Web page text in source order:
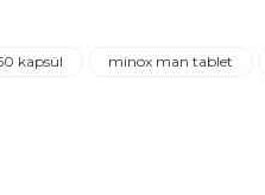
kapsül minox man tablet